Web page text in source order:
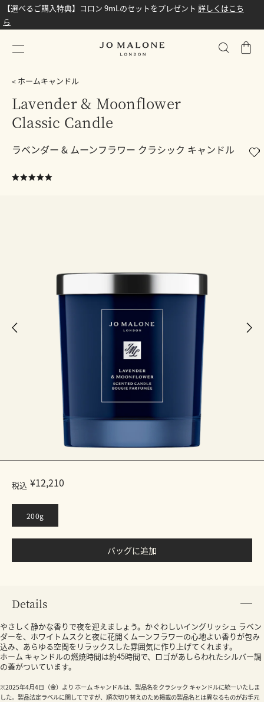
【選べるご購入特典】コロン 9mLのセットをプレゼント 詳しくはこち
ら
シ
ホームキャンドル
Lavender & Moonflower
Classic Candle
ラベンダー & ムーンフラワー クラシック キャンドル
税込 ¥12,210
200g
バッグに追加
Details
やさしく静かな香りで夜を迎えましょう。かぐわしいイングリッシュ ラベン
ダーを、ホワイトムスクと夜に花開くムーンフラワーの心地よい香りが包み
込み、あらゆる空間をリラックスした雰囲気に作り上げてくれます。
ホーム キャンドルの燃焼時間は約45時間で、ロゴがあしらわれたシルバー調
の蓋がついています。
※2025年4月4日（金）より ホーム キャンドルは、製品名をクラシック キャンドルに統一いたしま
した。製品法定ラベルに関してですが、順次切り替えのため掲載の製品名とは異なるものがお手元